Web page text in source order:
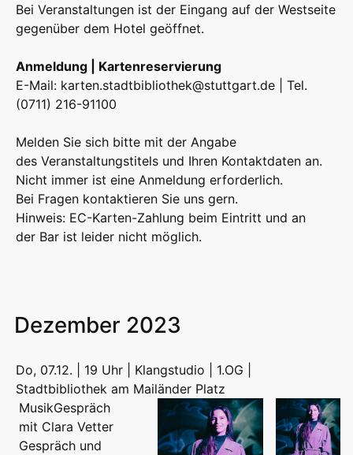
Bei Veranstaltungen ist der Eingang auf der Westseite
gegenüber dem Hotel geöffnet.
Anmeldung | Kartenreservierung
E-Mail: karten.stadtbibliothek@stuttgart.de | Tel.
(0711) 216-91100
Melden Sie sich bitte mit der Angabe
des Veranstaltungstitels und Ihren Kontaktdaten an.
Nicht immer ist eine Anmeldung erforderlich.
Bei Fragen kontaktieren Sie uns gern.
Hinweis: EC-Karten-Zahlung beim Eintritt und an
der Bar ist leider nicht möglich.
Dezember 2023
Do, 07.12. | 19 Uhr | Klangstudio | 1.OG |
Stadtbibliothek am Mailänder Platz
MusikGespräch
mit Clara Vetter
Gespräch und